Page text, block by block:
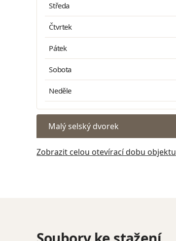
Středa
Čtvrtek
Pátek
Sobota
Neděle
Malý selský dvorek
Zobrazit celou otevírací dobu objektu